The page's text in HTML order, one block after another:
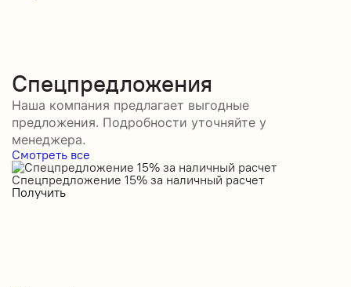
Спецпредложения
Наша компания предлагает выгодные
предложения. Подробности уточняйте у
менеджера.
Смотреть все
Спецпредложение 15% за наличный расчет
Получить